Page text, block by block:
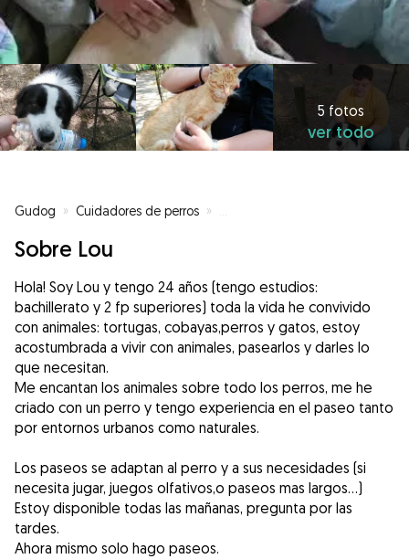
5 fotos
ver todo
Gudog » Cuidadores de perros »
Sobre Lou
Hola! Soy Lou y tengo 24 años (tengo estudios:
bachillerato y 2 fp superiores) toda la vida he convivido
con animales: tortugas, cobayas,perros y gatos, estoy
acostumbrada a vivir con animales, pasearlos y darles lo
que necesitan.
Me encantan los animales sobre todo los perros, me he
criado con un perro y tengo experiencia en el paseo tanto
por entornos urbanos como naturales.
Los paseos se adaptan al perro y a sus necesidades (si
necesita jugar, juegos olfativos,o paseos mas largos...)
Estoy disponible todas las mañanas, pregunta por las
tardes.
Ahora mismo solo hago paseos.